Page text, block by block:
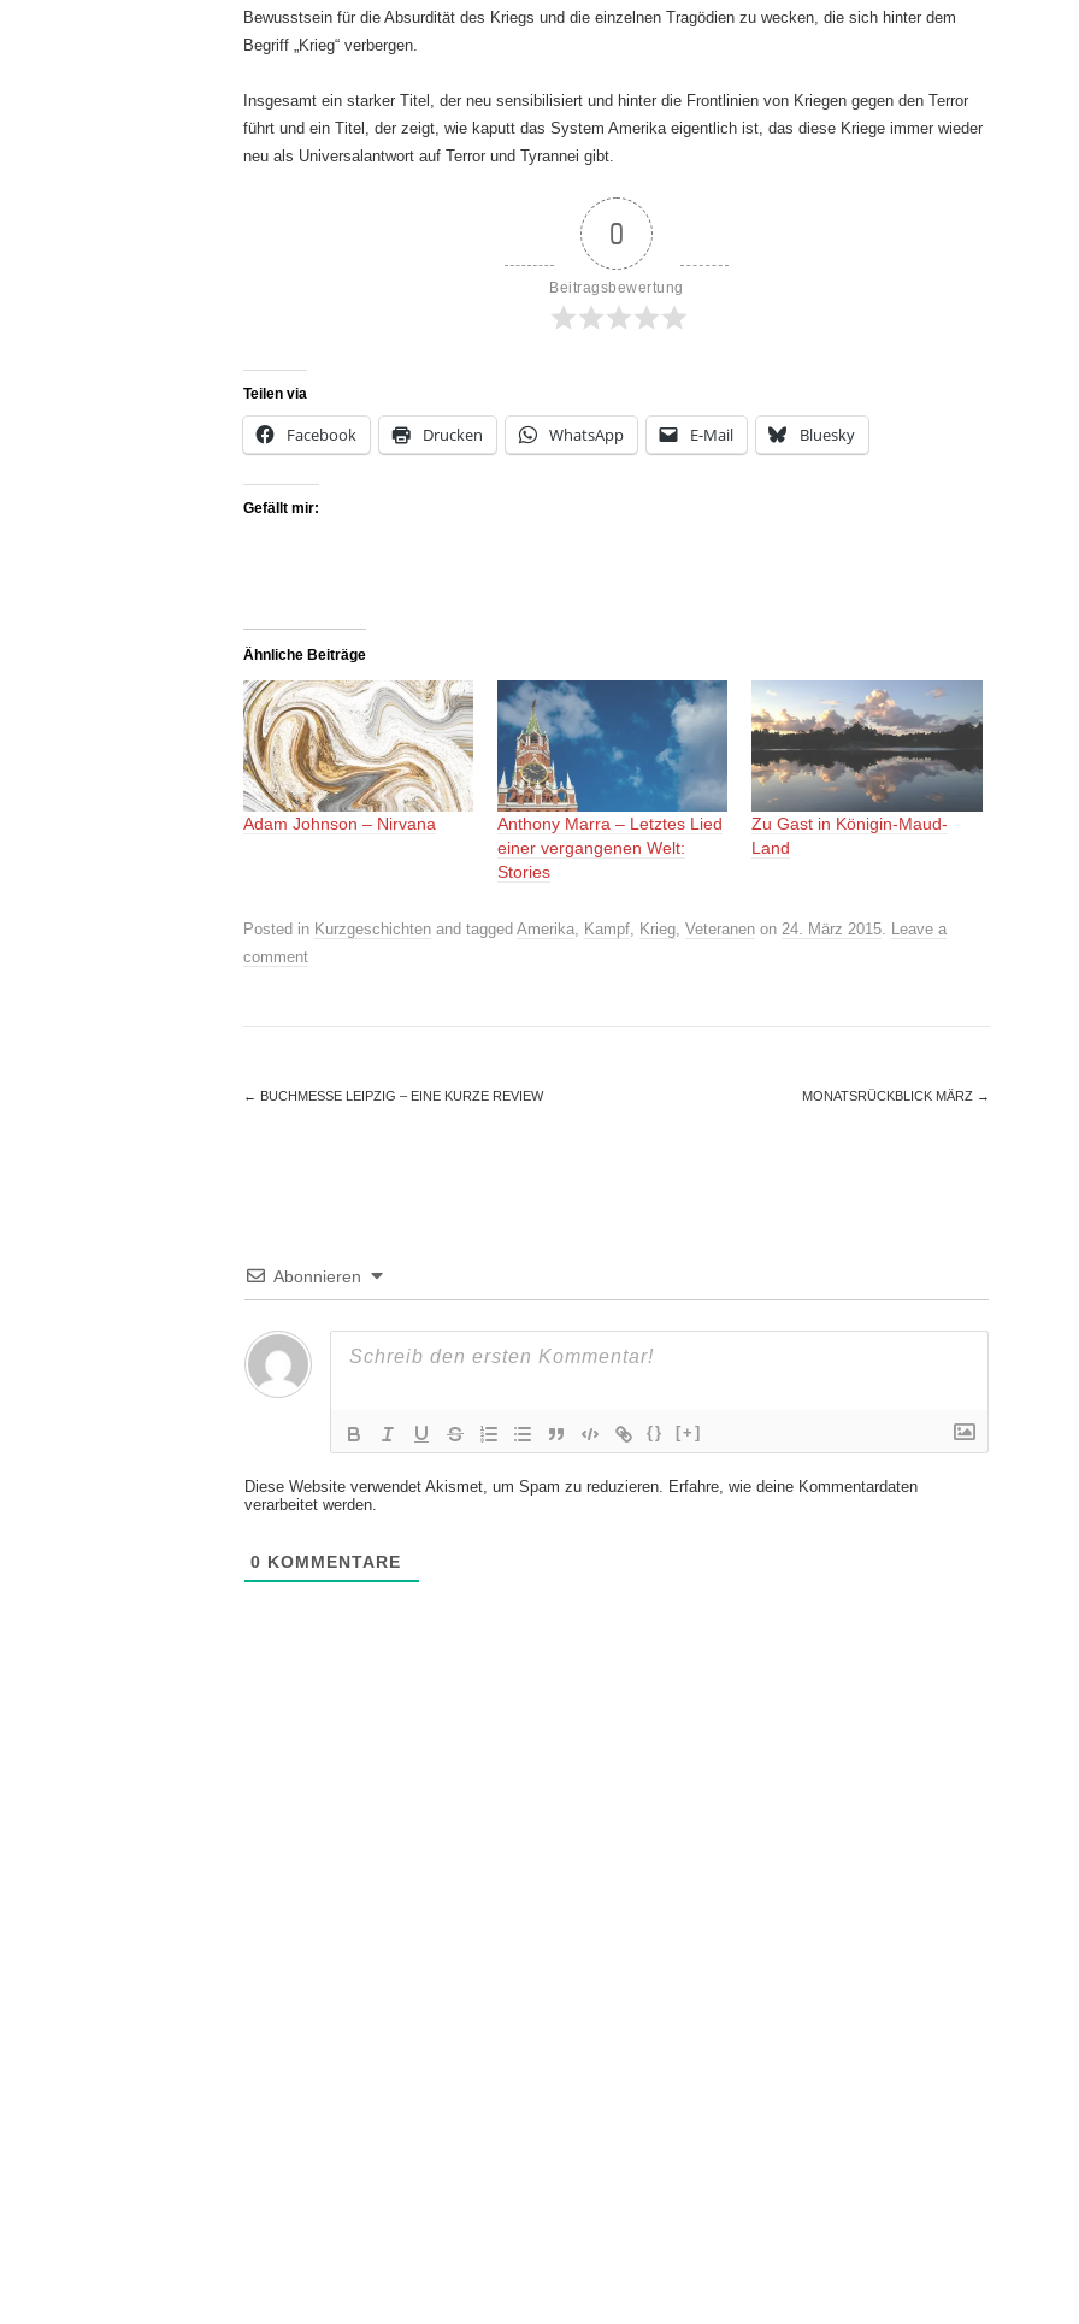
Bewusstsein für die Absurdität des Kriegs und die einzelnen Tragödien zu wecken, die sich hinter dem
Begriff „Krieg“ verbergen.
Insgesamt ein starker Titel, der neu sensibilisiert und hinter die Frontlinien von Kriegen gegen den Terror
führt und ein Titel, der zeigt, wie kaputt das System Amerika eigentlich ist, das diese Kriege immer wieder
neu als Universalantwort auf Terror und Tyrannei gibt.
0
Beitragsbewertung
Teilen via
Facebook Drucken WhatsApp E-Mail Bluesky
Gefällt mir:
Ähnliche Beiträge
Adam Johnson – Nirvana
Anthony Marra – Letztes Lied
einer vergangenen Welt:
Stories
Zu Gast in Königin-Maud-
Land
Posted in Kurzgeschichten and tagged Amerika, Kampf, Krieg, Veteranen on 24. März 2015. Leave a
comment
← BUCHMESSE LEIPZIG – EINE KURZE REVIEW MONATSRÜCKBLICK MÄRZ →
Abonnieren
{} [+]
Diese Website verwendet Akismet, um Spam zu reduzieren. Erfahre, wie deine Kommentardaten
verarbeitet werden.
0 KOMMENTARE